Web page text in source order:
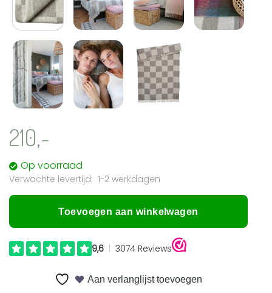
210,-
Op voorraad
1-2 werkdagen
Toevoegen aan winkelwagen
Aan verlanglijst toevoegen